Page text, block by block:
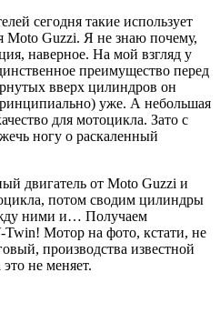
сегодня такие использует
Moto Guzzi. Я не знаю почему,
наверное. На мой взгляд у
преимущество перед
вверх цилиндров он
уже. А небольшая
для мотоцикла. Зато с
ногу о раскаленный
двигатель от Moto Guzzi и
потом сводим цилиндры
ними и… Получаем
Twin! Мотор на фото, кстати, не
производства известной
не меняет.